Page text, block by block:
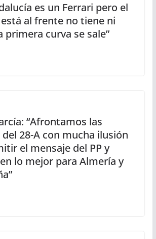
es un Ferrari pero el
al frente no tiene ni
primera curva se sale”
“Afrontamos las
28-A con mucha ilusión
el mensaje del PP y
lo mejor para Almería y